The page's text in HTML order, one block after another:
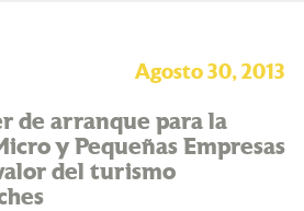
Agosto 30, 2013
de arranque para la
y Pequeñas Empresas
del turismo